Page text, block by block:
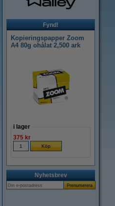
Fynd!
Kopieringspapper Zoom
A4 80g ohålat 2,500 ark
i lager
375 kr
Nyhetsbrev